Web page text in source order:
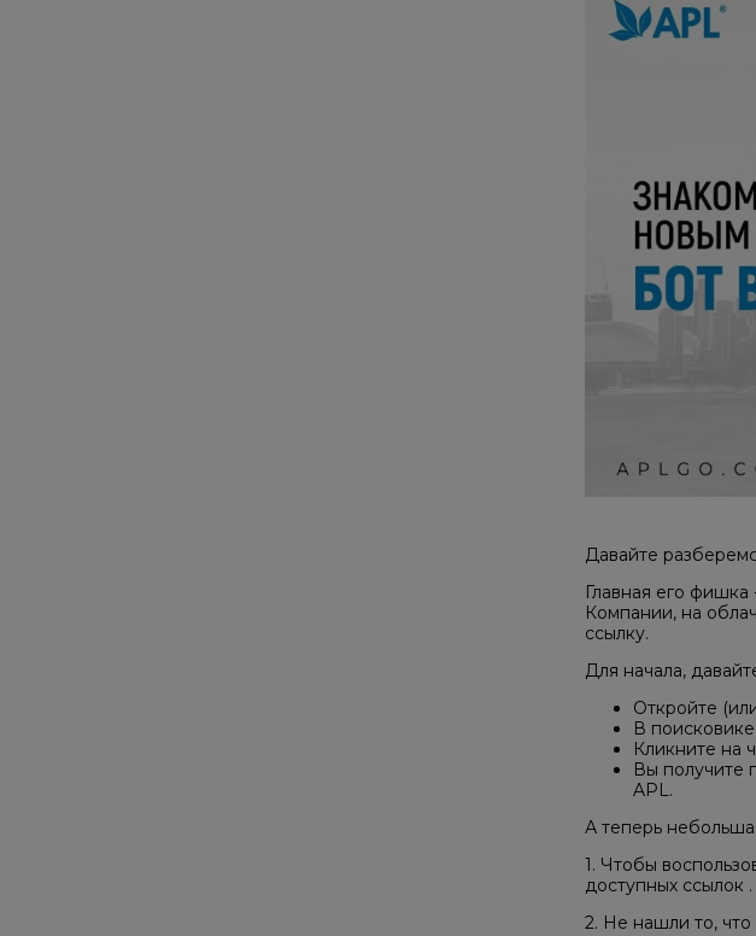
Давайте
Главная его
Компании, на
ссылку.
Для начала,
Откройте
В
Кликните на
Вы получите
APL.
А теперь
1. Чтобы
доступных ссылок .
2. Не нашли то,